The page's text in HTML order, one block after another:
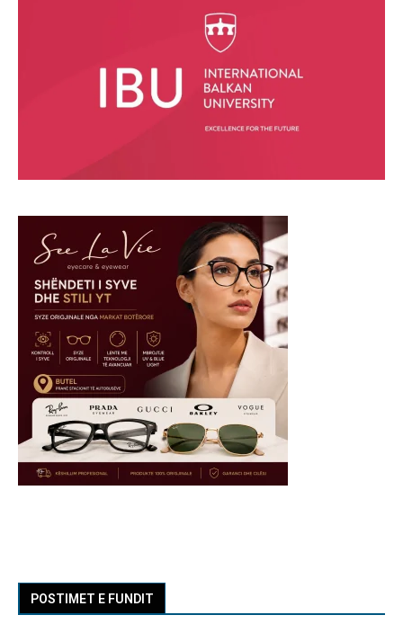
POSTIMET E FUNDIT